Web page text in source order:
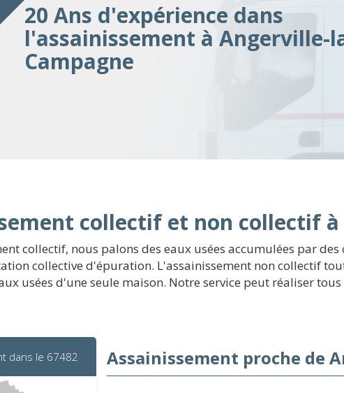
20 Ans d'expérience dans
l'assainissement à Angerville-
Campagne
collectif et non collectif
collectif, nous palons des eaux usées accumulées par
collective d'épuration. L'assainissement non collectif
usées d'une seule maison. Notre service peut réaliser
dans le 67482 Assainissement proche de